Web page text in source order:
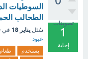
تصويتات
1
إجابة
السوطيات
الطحالب
سُئل يناير 18 في
عبود
يستخدم طعام